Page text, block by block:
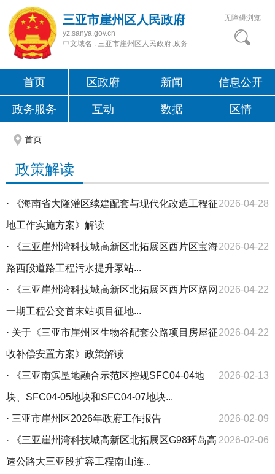
三亚市崖州区人民政府
yz.sanya.gov.cn
中文域名 : 三亚市崖州区人民政府.政务
无障碍浏览
首页 区政府 新闻 信息公开
政务服务 互动 数据 区情
首页
政策解读
2026-04-28
· 《海南省大隆灌区续建配套与现代化改造工程征
地工作实施方案》解读
2026-04-22
· 《三亚崖州湾科技城高新区北拓展区西片区宝海
路西段道路工程污水提升泵站...
2026-04-22
· 《三亚崖州湾科技城高新区北拓展区西片区路网
一期工程公交首末站项目征地...
2026-04-22
· 关于《三亚市崖州区生物谷配套公路项目房屋征
收补偿安置方案》政策解读
2026-02-13
· 《三亚南滨垦地融合示范区控规SFC04-04地
块、SFC04-05地块和SFC04-07地块...
2026-02-09
· 三亚市崖州区2026年政府工作报告
2026-02-06
· 《三亚崖州湾科技城高新区北拓展区G98环岛高
速公路大三亚段扩容工程南山连...